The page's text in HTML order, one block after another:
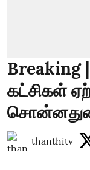
Breaking
கட்சிகள்
thanthitv